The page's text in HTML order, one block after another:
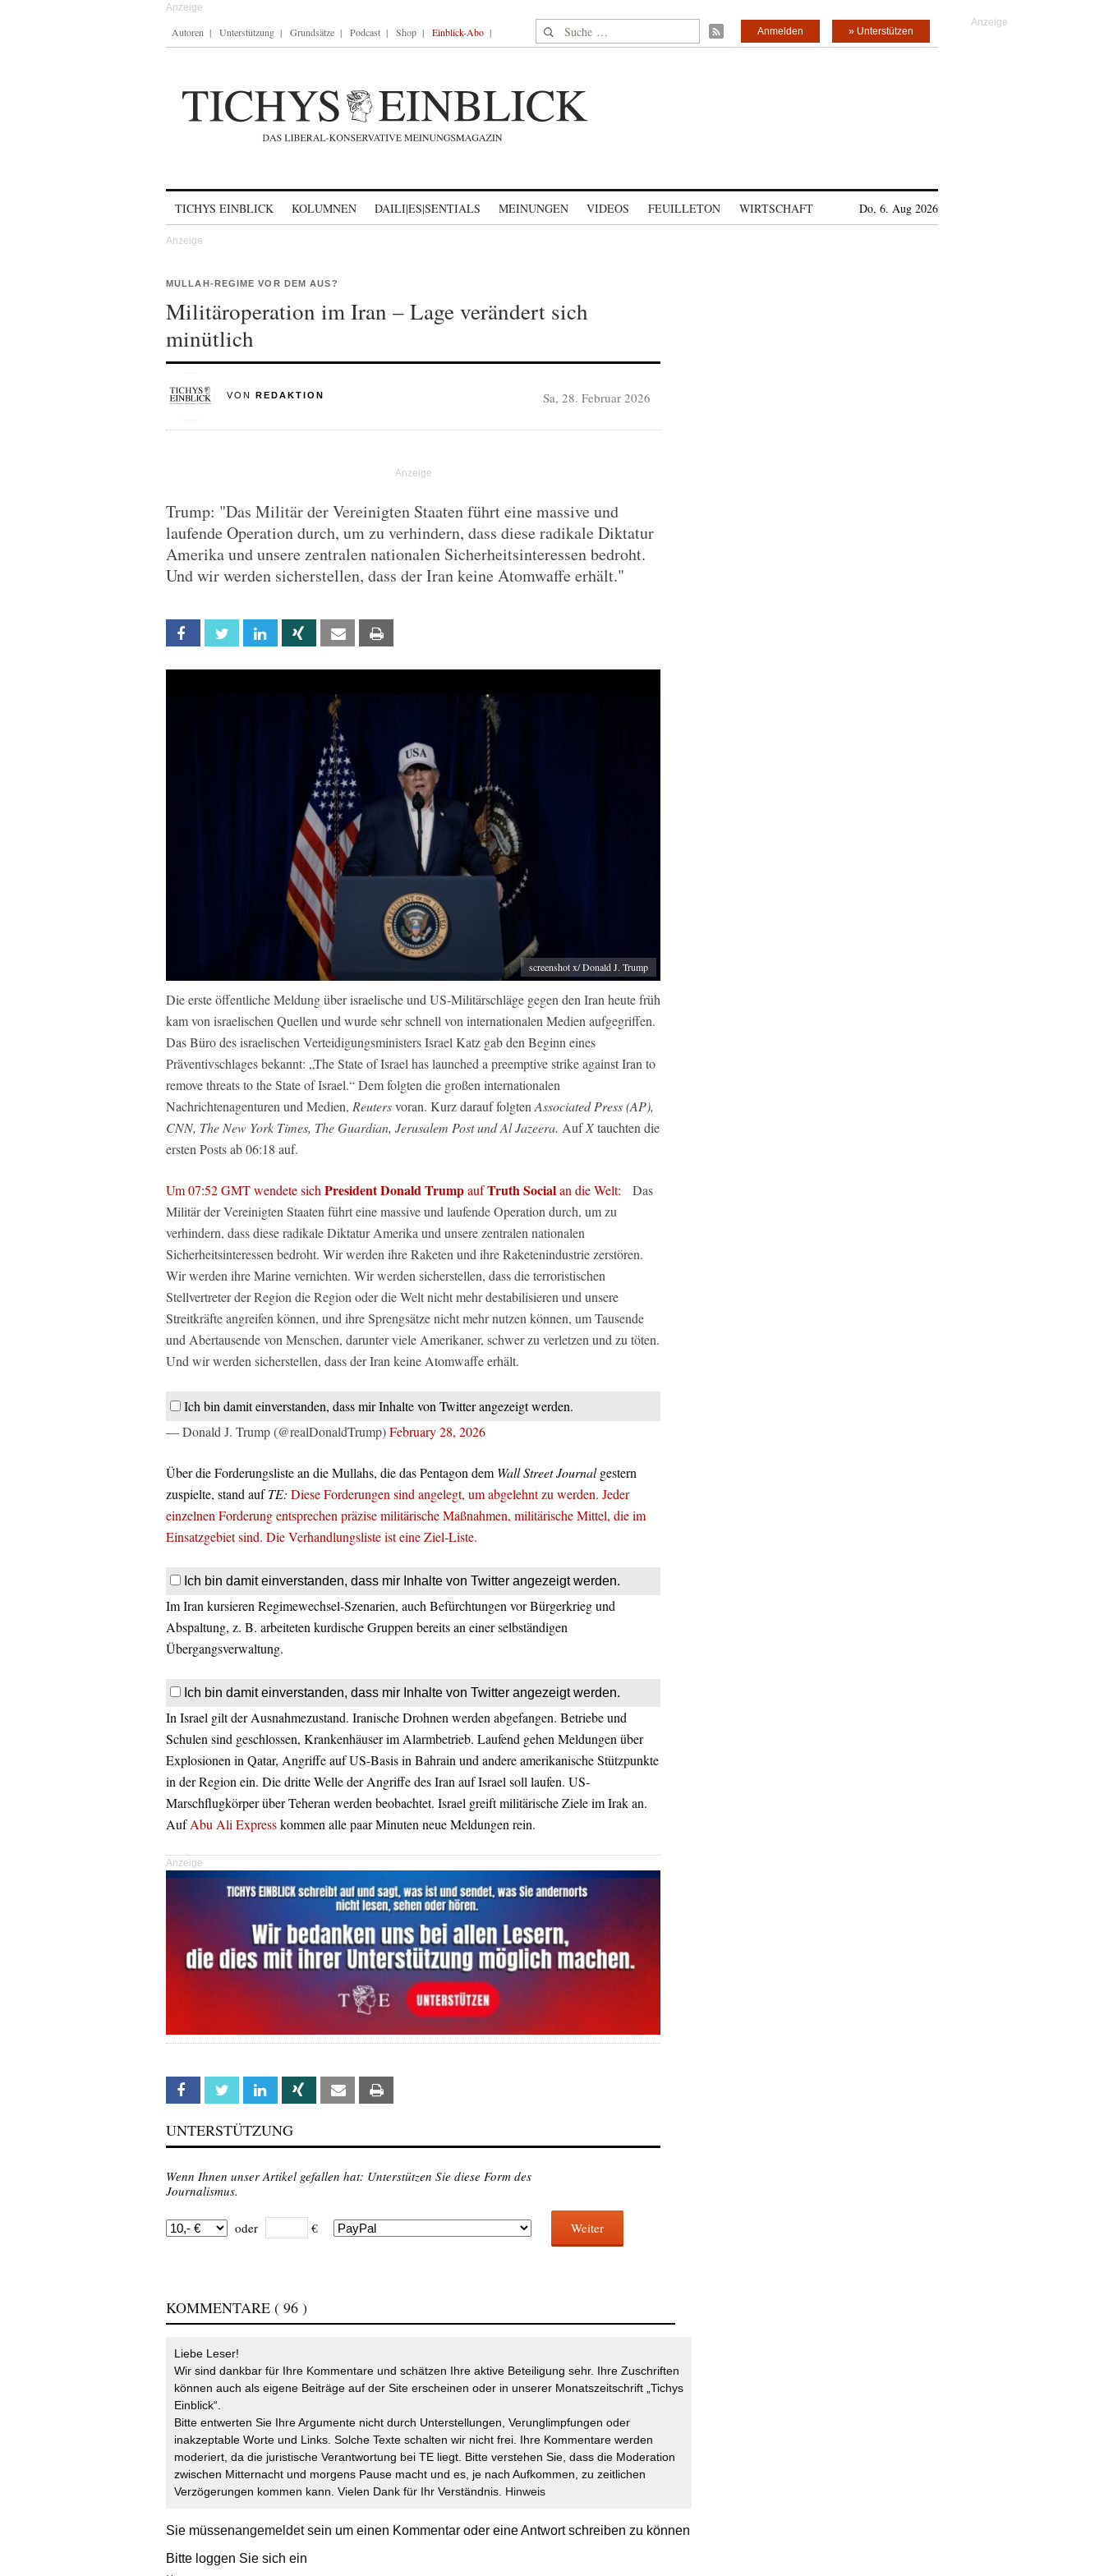
Autoren Unterstützung Grundsätze Podcast Shop Einblick-Abo Suche nach: » Unterstützen
Anmelden
TICHYS EINBLICK KOLUMNEN DAILI|ES|SENTIALS MEINUNGEN VIDEOS FEUILLETON WIRTSCHAFT Do, 6. Aug 2026
MULLAH-REGIME VOR DEM AUS?
Militäroperation im Iran – Lage verändert sich
minütlich
VON REDAKTION Sa, 28. Februar 2026
Trump: "Das Militär der Vereinigten Staaten führt eine massive und
laufende Operation durch, um zu verhindern, dass diese radikale Diktatur
Amerika und unsere zentralen nationalen Sicherheitsinteressen bedroht.
Und wir werden sicherstellen, dass der Iran keine Atomwaffe erhält."
Facebook Twitter Linkedin Xing Email
screenshot x/ Donald J. Trump
Die erste öffentliche Meldung über israelische und US-Militärschläge gegen den Iran heute früh
kam von israelischen Quellen und wurde sehr schnell von internationalen Medien aufgegriffen.
Das Büro des israelischen Verteidigungsministers Israel Katz gab den Beginn eines
Präventivschlages bekannt: „The State of Israel has launched a preemptive strike against Iran to
remove threats to the State of Israel.“ Dem folgten die großen internationalen
Nachrichtenagenturen und Medien, Reutersvoran. Kurz darauf folgten Associated Press (AP),
CNN, The New York Times, The Guardian, Jerusalem Post und Al Jazeera. AufXtauchten die
ersten Posts ab 06:18 auf.
Um 07:52 GMT wendete sich President Donald TrumpaufTruth Socialan die Welt: Das
Militär der Vereinigten Staaten führt eine massive und laufende Operation durch, um zu
verhindern, dass diese radikale Diktatur Amerika und unsere zentralen nationalen
Sicherheitsinteressen bedroht. Wir werden ihre Raketen und ihre Raketenindustrie zerstören.
Wir werden ihre Marine vernichten. Wir werden sicherstellen, dass die terroristischen
Stellvertreter der Region die Region oder die Welt nicht mehr destabilisieren und unsere
Streitkräfte angreifen können, und ihre Sprengsätze nicht mehr nutzen können, um Tausende
und Abertausende von Menschen, darunter viele Amerikaner, schwer zu verletzen und zu töten.
Und wir werden sicherstellen, dass der Iran keine Atomwaffe erhält.
Ich bin damit einverstanden, dass mir Inhalte von Twitter angezeigt werden.
— Donald J. Trump (@realDonaldTrump)February 28, 2026
Über die Forderungsliste an die Mullahs, die das Pentagon dem Wall Street Journalgestern
zuspielte, stand aufTE: Diese Forderungen sind angelegt, um abgelehnt zu werden. Jeder
einzelnen Forderung entsprechen präzise militärische Maßnahmen, militärische Mittel, die im
Einsatzgebiet sind. Die Verhandlungsliste ist eine Ziel-Liste.
Ich bin damit einverstanden, dass mir Inhalte von Twitter angezeigt werden.
Im Iran kursieren Regimewechsel-Szenarien, auch Befürchtungen vor Bürgerkrieg und
Abspaltung, z. B. arbeiteten kurdische Gruppen bereits an einer selbständigen
Übergangsverwaltung.
Ich bin damit einverstanden, dass mir Inhalte von Twitter angezeigt werden.
In Israel gilt der Ausnahmezustand. Iranische Drohnen werden abgefangen. Betriebe und
Schulen sind geschlossen, Krankenhäuser im Alarmbetrieb. Laufend gehen Meldungen über
Explosionen in Qatar, Angriffe auf US-Basis in Bahrain und andere amerikanische Stützpunkte
in der Region ein. Die dritte Welle der Angriffe des Iran auf Israel soll laufen. US-
Marschflugkörper über Teheran werden beobachtet. Israel greift militärische Ziele im Irak an.
AufAbu Ali Expresskommen alle paar Minuten neue Meldungen rein.
Anzeige
Facebook Twitter Linkedin Xing Email
UNTERSTÜTZUNG
Wenn Ihnen unser Artikel gefallen hat: Unterstützen Sie diese Form des
Journalismus.
oder € Weiter
KOMMENTARE ( 96 )
Liebe Leser!
Wir sind dankbar für Ihre Kommentare und schätzen Ihre aktive Beteiligung sehr. Ihre Zuschriften
können auch als eigene Beiträge auf der Site erscheinen oder in unserer Monatszeitschrift „Tichys
Einblick“.
Bitte entwerten Sie Ihre Argumente nicht durch Unterstellungen, Verunglimpfungen oder
inakzeptable Worte und Links. Solche Texte schalten wir nicht frei. Ihre Kommentare werden
moderiert, da die juristische Verantwortung bei TE liegt. Bitte verstehen Sie, dass die Moderation
zwischen Mitternacht und morgens Pause macht und es, je nach Aufkommen, zu zeitlichen
Verzögerungen kommen kann. Vielen Dank für Ihr Verständnis. Hinweis
Sie müssenangemeldetsein um einen Kommentar oder eine Antwort schreiben zu können
Bitte loggen Sie sich ein